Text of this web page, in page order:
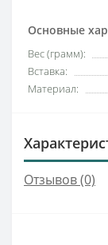
Основные
Вес (грамм):
Вставка:
Материал:
Отзывов (0)